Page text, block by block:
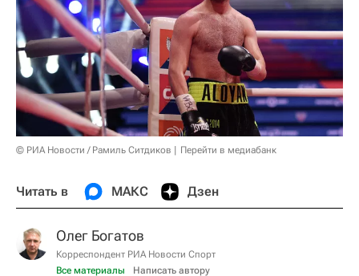
© РИА Новости / Рамиль Ситдиков Перейти в медиабанк
Читать в МАКС Дзен
Олег Богатов
Корреспондент РИА Новости Спорт
Все материалы
Написать автору